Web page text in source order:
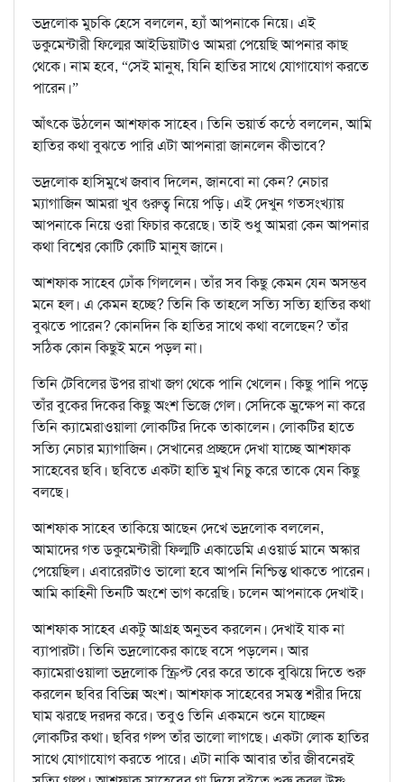
ভদ্রলোক মুচকি হেসে বললেন, হ্যাঁ আপনাকে নিয়ে। এই
ডকুমেন্টারী ফিল্মের আইডিয়াটাও আমরা পেয়েছি আপনার কাছ
থেকে। নাম হবে, “সেই মানুষ, যিনি হাতির সাথে যোগাযোগ করতে
পারেন।”
আঁৎকে উঠলেন আশফাক সাহেব। তিনি ভয়ার্ত কন্ঠে বললেন, আমি
হাতির কথা বুঝতে পারি এটা আপনারা জানলেন কীভাবে?
ভদ্রলোক হাসিমুখে জবাব দিলেন, জানবো না কেন? নেচার
ম্যাগাজিন আমরা খুব গুরুত্ব নিয়ে পড়ি। এই দেখুন গতসংখ্যায়
আপনাকে নিয়ে ওরা ফিচার করেছে। তাই শুধু আমরা কেন আপনার
কথা বিশ্বের কোটি কোটি মানুষ জানে।
আশফাক সাহেব ঢোঁক গিললেন। তাঁর সব কিছু কেমন যেন অসম্ভব
মনে হল। এ কেমন হচ্ছে? তিনি কি তাহলে সত্যি সত্যি হাতির কথা
বুঝতে পারেন? কোনদিন কি হাতির সাথে কথা বলেছেন? তাঁর
সঠিক কোন কিছুই মনে পড়ল না।
তিনি টেবিলের উপর রাখা জগ থেকে পানি খেলেন। কিছু পানি পড়ে
তাঁর বুকের দিকের কিছু অংশ ভিজে গেল। সেদিকে ভ্রুক্ষেপ না করে
তিনি ক্যামেরাওয়ালা লোকটির দিকে তাকালেন। লোকটির হাতে
সত্যি নেচার ম্যাগাজিন। সেখানের প্রচ্ছদে দেখা যাচ্ছে আশফাক
সাহেবের ছবি। ছবিতে একটা হাতি মুখ নিচু করে তাকে যেন কিছু
বলছে।
আশফাক সাহেব তাকিয়ে আছেন দেখে ভদ্রলোক বললেন,
আমাদের গত ডকুমেন্টারী ফিল্মটি একাডেমি এওয়ার্ড মানে অস্কার
পেয়েছিল। এবারেরটাও ভালো হবে আপনি নিশ্চিন্ত থাকতে পারেন।
আমি কাহিনী তিনটি অংশে ভাগ করেছি। চলেন আপনাকে দেখাই।
আশফাক সাহেব একটু আগ্রহ অনুভব করলেন। দেখাই যাক না
ব্যাপারটা। তিনি ভদ্রলোকের কাছে বসে পড়লেন। আর
ক্যামেরাওয়ালা ভদ্রলোক স্ক্রিপ্ট বের করে তাকে বুঝিয়ে দিতে শুরু
করলেন ছবির বিভিন্ন অংশ। আশফাক সাহেবের সমস্ত শরীর দিয়ে
ঘাম ঝরছে দরদর করে। তবুও তিনি একমনে শুনে যাচ্ছেন
লোকটির কথা। ছবির গল্প তাঁর ভালো লাগছে। একটা লোক হাতির
সাথে যোগাযোগ করতে পারে। এটা নাকি আবার তাঁর জীবনেরই